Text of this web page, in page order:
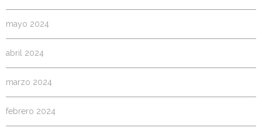
mayo 2024
abril 2024
marzo 2024
febrero 2024